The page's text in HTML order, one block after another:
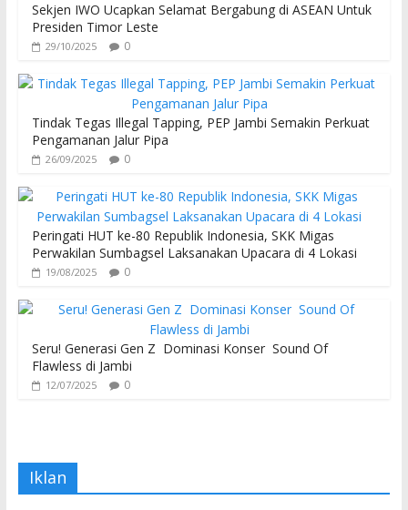
Sekjen IWO Ucapkan Selamat Bergabung di ASEAN Untuk
Presiden Timor Leste
29/10/2025 0
Tindak Tegas Illegal Tapping, PEP Jambi Semakin Perkuat
Pengamanan Jalur Pipa
26/09/2025 0
Peringati HUT ke-80 Republik Indonesia, SKK Migas
Perwakilan Sumbagsel Laksanakan Upacara di 4 Lokasi
19/08/2025 0
Seru! Generasi Gen Z Dominasi Konser Sound Of
Flawless di Jambi
12/07/2025 0
Iklan